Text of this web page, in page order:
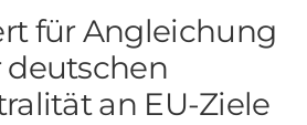
für Angleichung
deutschen
an EU-Ziele